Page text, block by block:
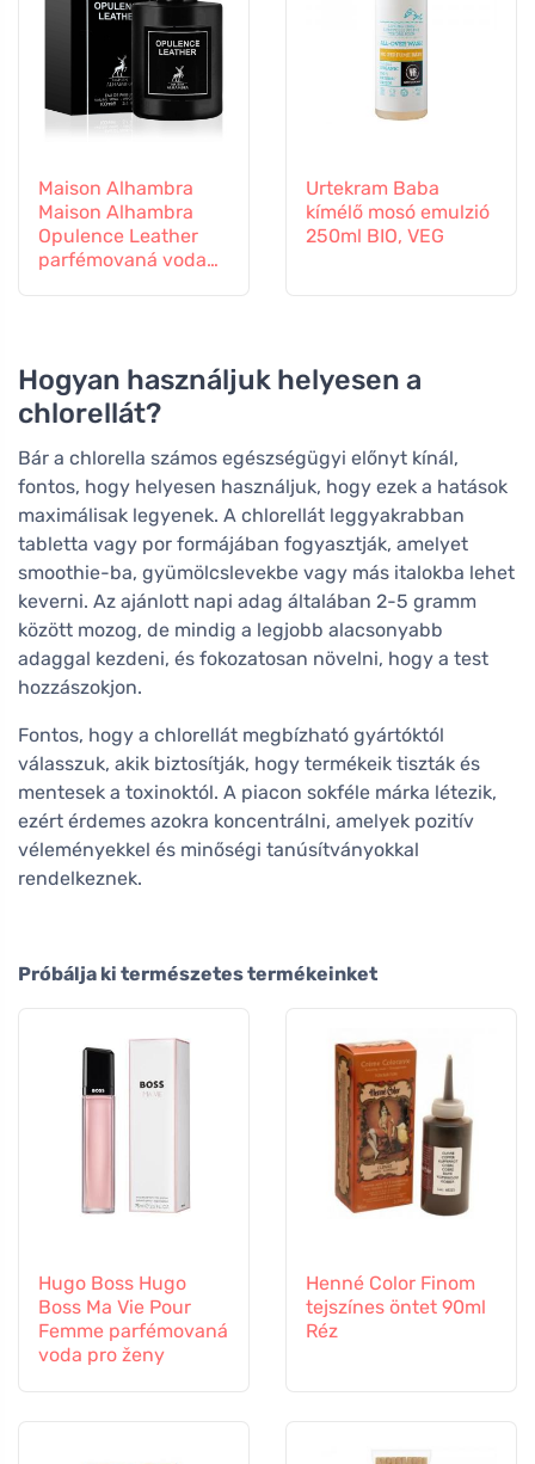
Maison Alhambra
Maison Alhambra
Opulence Leather
parfémovaná voda
Urtekram Baba
kímélő mosó emulzió
250ml BIO, VEG
Hogyan használjuk helyesen a
chlorellát?
Bár a chlorella számos egészségügyi előnyt kínál,
fontos, hogy helyesen használjuk, hogy ezek a hatások
maximálisak legyenek. A chlorellát leggyakrabban
tabletta vagy por formájában fogyasztják, amelyet
smoothie-ba, gyümölcslevekbe vagy más italokba lehet
keverni. Az ajánlott napi adag általában 2-5 gramm
között mozog, de mindig a legjobb alacsonyabb
adaggal kezdeni, és fokozatosan növelni, hogy a test
hozzászokjon.
Fontos, hogy a chlorellát megbízható gyártóktól
válasszuk, akik biztosítják, hogy termékeik tiszták és
mentesek a toxinoktól. A piacon sokféle márka létezik,
ezért érdemes azokra koncentrálni, amelyek pozitív
véleményekkel és minőségi tanúsítványokkal
rendelkeznek.
Próbálja ki természetes termékeinket
Hugo Boss Hugo
Boss Ma Vie Pour
Femme parfémovaná
voda pro ženy
Henné Color Finom
tejszínes öntet 90ml
Réz